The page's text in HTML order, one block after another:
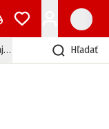
Hľadať